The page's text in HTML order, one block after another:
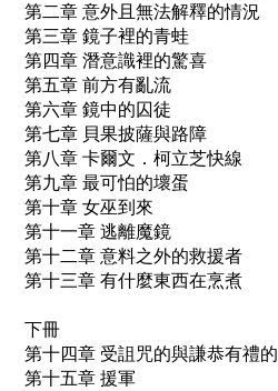
第二章 意外且無法解釋的情況
第三章 鏡子裡的青蛙
第四章 潛意識裡的驚喜
第五章 前方有亂流
第六章 鏡中的囚徒
第七章 貝果披薩與路障
第八章 卡爾文．柯立芝快線
第九章 最可怕的壞蛋
第十章 女巫到來
第十一章 逃離魔鏡
第十二章 意料之外的救援者
第十三章 有什麼東西在烹煮
下冊
第十四章 受詛咒的與謙恭有禮的
第十五章 援軍